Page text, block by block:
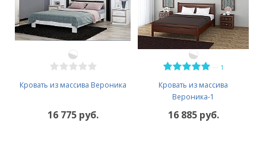
Кровать из массива Вероника
16 775 руб.
1
Кровать из массива
Вероника-1
16 885 руб.